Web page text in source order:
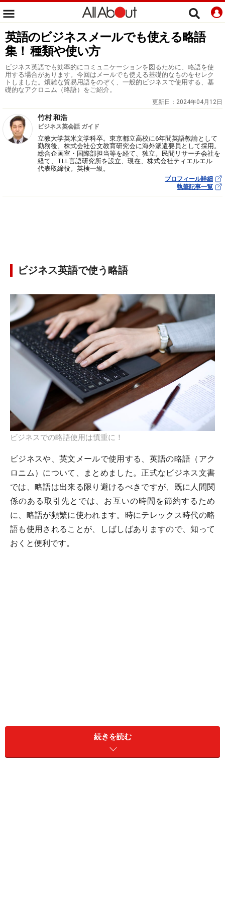
英語のビジネスメールでも使える略語
集！ 種類や使い方
ビジネス英語でも効率的にコミュニケーションを図るために、略語を使
用する場合があります。今回はメールでも使える基礎的なものをセレク
トしました。煩雑な貿易用語をのぞく、一般的ビジネスで使用する、基
礎的なアクロニム（略語）をご紹介。
更新日： 2024年04月12日
竹村 和浩
ビジネス英会話 ガイド
立教大学英米文学科卒。東京都立高校に6年間英語教諭として
勤務後、株式会社公文教育研究会に海外派遣要員として採用。
総合企画室・国際部担当等を経て、独立。民間リサーチ会社を
経て、TLL言語研究所を設立、現在、株式会社ティエルエル
代表取締役。英検一級。
プロフィール詳細
執筆記事一覧
ビジネス英語で使う略語
ビジネスでの略語使用は慎重に！
ビジネスや、英文メールで使用する、英語の略語（アク
ロニム）について、まとめました。正式なビジネス文書
では、略語は出来る限り避けるべきですが、既に人間関
係のある取引先とでは、お互いの時間を節約するため
に、略語が頻繁に使われます。時にテレックス時代の略
語も使用されることが、しばしばありますので、知って
おくと便利です。
今回は、煩雑な貿易用語をのぞく、一般的ビジネスで使
用する、基礎的なアクロニム（略語）をご紹介します。
続きを読む